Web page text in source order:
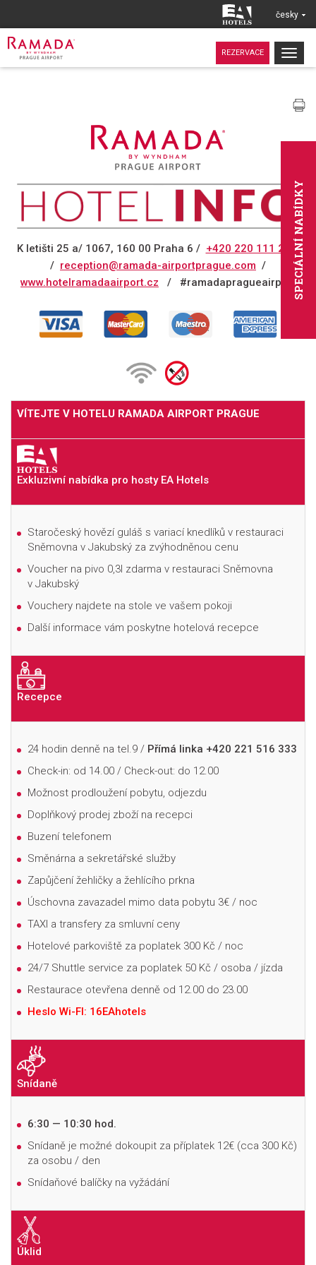
česky
REZERVACE
SPECIÁLNÍ NABÍDKY
K letišti 25 a/ 1067, 160 00 Praha 6 / +420 220 111 250
/ reception@ramada-airportprague.com /
www.hotelramadaairport.cz / #ramadapragueairport
VÍTEJTE V HOTELU RAMADA AIRPORT PRAGUE
Exkluzivní nabídka pro hosty EA Hotels
Staročeský hovězí guláš s variací knedlíků v restauraci
Sněmovna v Jakubský za zvýhodněnou cenu
Voucher na pivo 0,3l zdarma v restauraci Sněmovna
v Jakubský
Vouchery najdete na stole ve vašem pokoji
Další informace vám poskytne hotelová recepce
Recepce
24 hodin denně na tel.9 / Přímá linka +420 221 516 333
Check-in: od 14.00 / Check-out: do 12.00
Možnost prodloužení pobytu, odjezdu
Doplňkový prodej zboží na recepci
Buzení telefonem
Směnárna a sekretářské služby
Zapůjčení žehličky a žehlícího prkna
Úschovna zavazadel mimo data pobytu 3€ / noc
TAXI a transfery za smluvní ceny
Hotelové parkoviště za poplatek 300 Kč / noc
24/7 Shuttle service za poplatek 50 Kč / osoba / jízda
Restaurace otevřena denně od 12.00 do 23.00
Heslo Wi-FI: 16EAhotels
Snídaně
6:30 — 10:30 hod.
Snídaně je možné dokoupit za příplatek 12€ (cca 300 Kč)
za osobu / den
Snídaňové balíčky na vyžádání
Úklid